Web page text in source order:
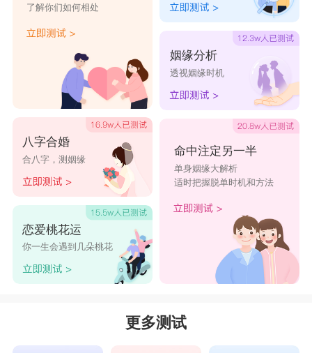
了解你们如何相处
八字合婚
合八字，测姻缘
恋爱桃花运
你一生会遇到几朵桃花
姻缘分析
透视姻缘时机
命中注定另一半
单身姻缘大解析
适时把握脱单时机和方法
更多测试